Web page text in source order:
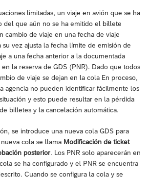
limitadas, un viaje en avión que se ha
del que aún no se ha emitido el billete
cambio de viaje en una fecha de viaje
su vez ajusta la fecha límite de emisión de
a una fecha anterior a la documentada
la reserva de GDS (PNR). Dado que todos
de viaje se dejan en la cola En proceso,
agencia no pueden identificar fácilmente los
y esto puede resultar en la pérdida
billetes y la cancelación automática.
se introduce una nueva cola GDS para
cola se llama Modificación de ticket
posterior. Los PNR solo aparecerán en
se ha configurado y el PNR se encuentra
Cuando se configura la cola y se